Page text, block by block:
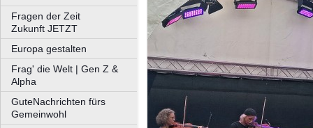
Fragen der Zeit
Zukunft JETZT
Europa gestalten
Frag' die Welt | Gen Z &
Alpha
GuteNachrichten fürs
Gemeinwohl